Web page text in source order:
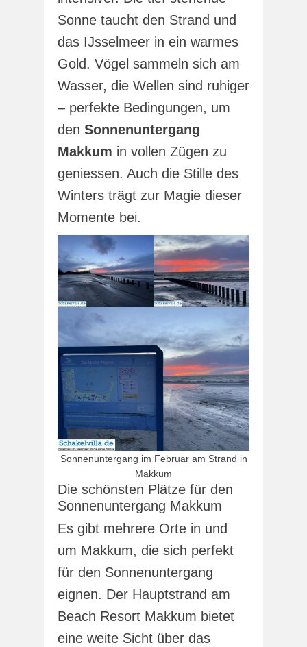
Sonne taucht den Strand und
das IJsselmeer in ein warmes
Gold. Vögel sammeln sich am
Wasser, die Wellen sind ruhiger
– perfekte Bedingungen, um
den Sonnenuntergang
Makkum in vollen Zügen zu
geniessen. Auch die Stille des
Winters trägt zur Magie dieser
Momente bei.
Sonnenuntergang im Februar am Strand in
Makkum
Die schönsten Plätze für den
Sonnenuntergang Makkum
Es gibt mehrere Orte in und
um Makkum, die sich perfekt
für den Sonnenuntergang
eignen. Der Hauptstrand am
Beach Resort Makkum bietet
eine weite Sicht über das